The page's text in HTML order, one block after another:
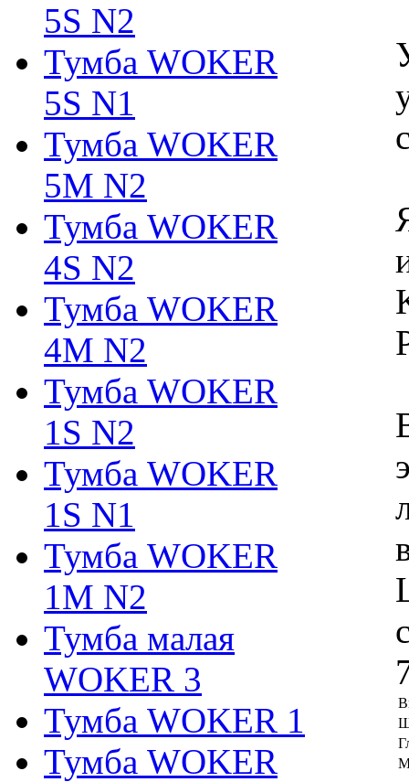
5S N2
Тумба WOKER
5S N1
Тумба WOKER
5M N2
Тумба WOKER
4S N2
Тумба WOKER
4M N2
Тумба WOKER
1S N2
Тумба WOKER
1S N1
Тумба WOKER
1M N2
Тумба малая
WOKER 3
Тумба WOKER 1
Тумба WOKER